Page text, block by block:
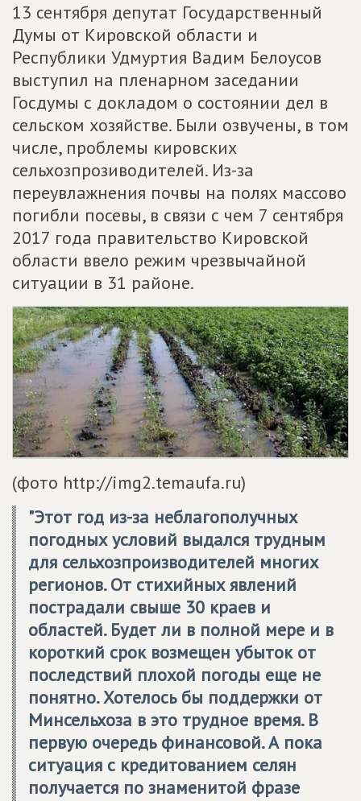
13 сентября депутат Государственный
Думы от Кировской области и
Республики Удмуртия Вадим Белоусов
выступил на пленарном заседании
Госдумы с докладом о состоянии дел в
сельском хозяйстве. Были озвучены, в том
числе, проблемы кировских
сельхозпрозиводителей. Из-за
переувлажнения почвы на полях массово
погибли посевы, в связи с чем 7 сентября
2017 года правительство Кировской
области ввело режим чрезвычайной
ситуации в 31 районе.
(фото http://img2.temaufa.ru)
"Этот год из-за неблагополучных
погодных условий выдался трудным
для сельхозпроизводителей многих
регионов. От стихийных явлений
пострадали свыше 30 краев и
областей. Будет ли в полной мере и в
короткий срок возмещен убыток от
последствий плохой погоды еще не
понятно. Хотелось бы поддержки от
Минсельхоза в это трудное время. В
первую очередь финансовой. А пока
ситуация с кредитованием селян
получается по знаменитой фразе